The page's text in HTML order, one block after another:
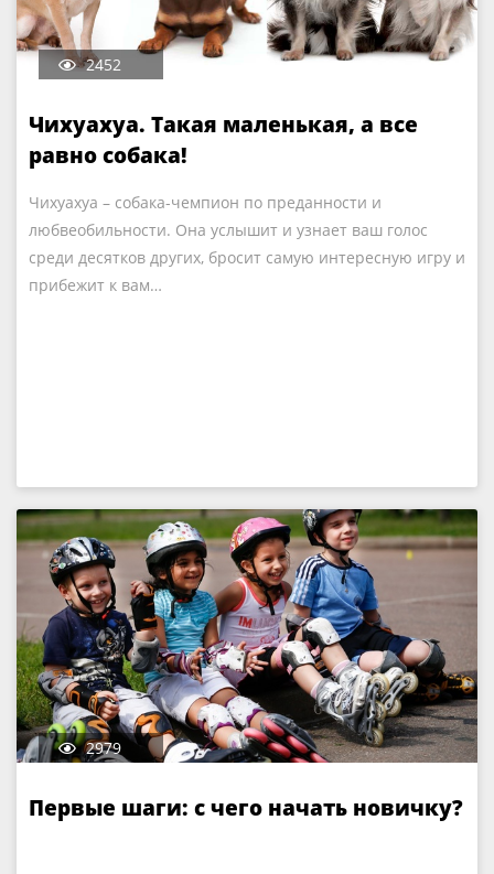
2452
Чихуахуа. Такая маленькая, а все
равно собака!
Чихуахуа – собака-чемпион по преданности и
любвеобильности. Она услышит и узнает ваш голос
среди десятков других, бросит самую интересную игру и
прибежит к вам…
2979
Первые шаги: с чего начать новичку?